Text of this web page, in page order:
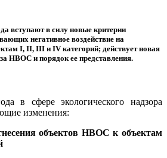
вступают в силу новые критерии
негативное воздействие на
I, II, III и IV категорий; действует новая
НВОС и порядок ее представления.
в сфере экологического надзора
изменения:
объектов НВОС к объектам